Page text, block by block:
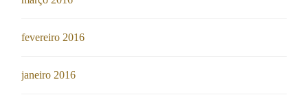
fevereiro 2016
janeiro 2016